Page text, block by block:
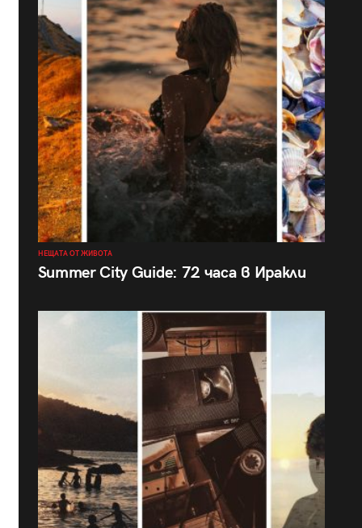
НЕЩАТА ОТ ЖИВОТА
Summer City Guide: 72 часа в Иракли